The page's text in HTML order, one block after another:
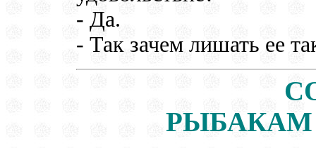
- Да.
- Так зачем лишать ее